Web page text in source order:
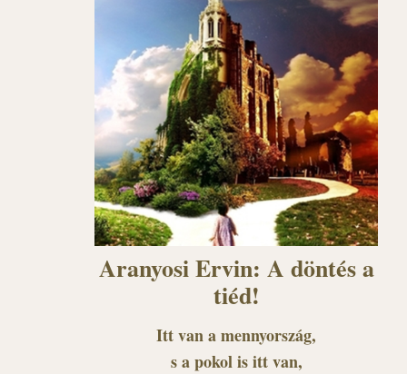
Aranyosi Ervin: A döntés a
tiéd!
Itt van a mennyország,
s a pokol is itt van,